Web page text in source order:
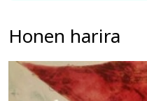
Honen harira